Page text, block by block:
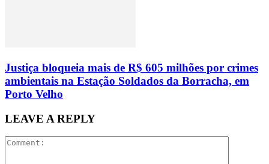
Justiça bloqueia mais de R$ 605 milhões por crimes
ambientais na Estação Soldados da Borracha, em
Porto Velho
LEAVE A REPLY